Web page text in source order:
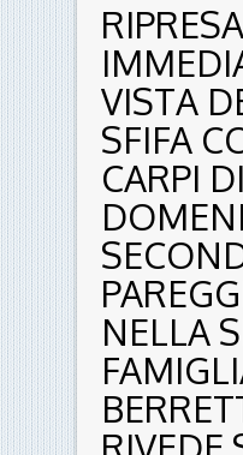
RIPRESA
VISTA
SFIFA
CARPI DI
NELLA